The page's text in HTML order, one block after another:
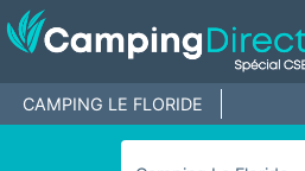
CAMPING LE FLORIDE